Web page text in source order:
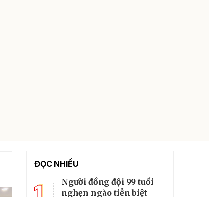
ĐỌC NHIỀU
Người đồng đội 99 tuổi
nghẹn ngào tiễn biệt